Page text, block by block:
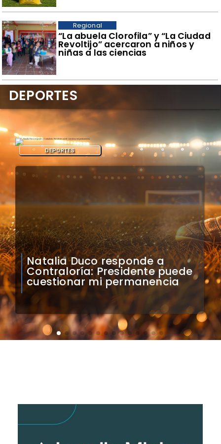
​“La abuela Clorofila” y “La Ciudad
Revoltijo” acercaron a niños y
niñas a las ciencias
Regional
Colo Colo confirma artistas
para bienvenida a Vozinha en
el Monumental
DEPORTES
DEPORTES